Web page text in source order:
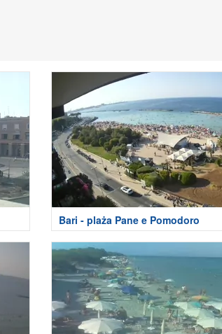
Bari - plaża Pane e Pomodoro